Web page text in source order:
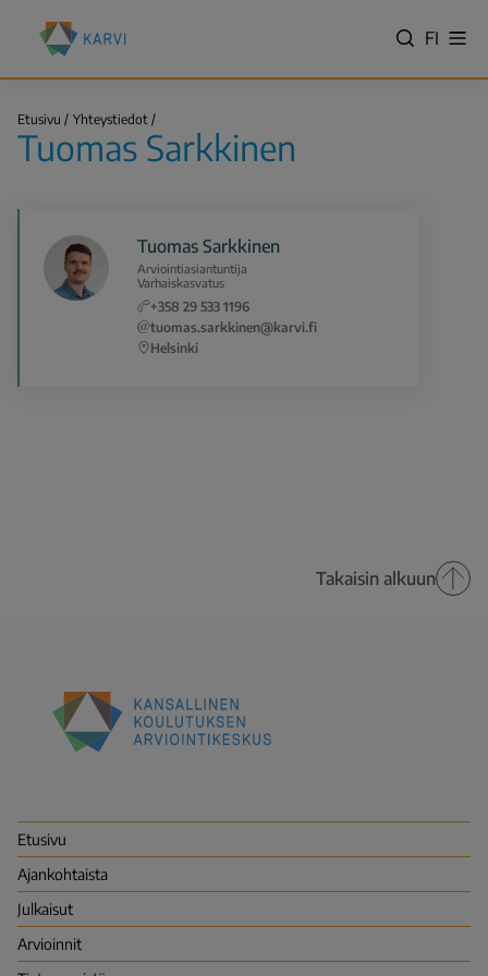
pääsisältöön
Kansallinen
koulutuksen
arviointikeskus
FI
Murupolku
Etusivu Yhteystiedot
Tuomas Sarkkinen
Tuomas Sarkkinen
Arviointiasiantuntija
Varhaiskasvatus
+358 29 533 1196
tuomas.sarkkinen@karvi.fi
Helsinki
Takaisin alkuun
(Karvi)
Etusivu
Ajankohtaista
Julkaisut
Arvioinnit